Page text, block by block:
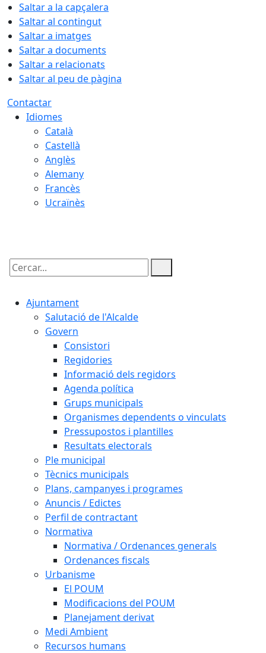
Saltar a la capçalera
Saltar al contingut
Saltar a imatges
Saltar a documents
Saltar a relacionats
Saltar al peu de pàgina
Contactar
Idiomes
Català
Castellà
Anglès
Alemany
Francès
Ucraïnès
Cercar:
Ajuntament
Salutació de l'Alcalde
Govern
Consistori
Regidories
Informació dels regidors
Agenda política
Grups municipals
Organismes dependents o vinculats
Pressupostos i plantilles
Resultats electorals
Ple municipal
Tècnics municipals
Plans, campanyes i programes
Anuncis / Edictes
Perfil de contractant
Normativa
Normativa / Ordenances generals
Ordenances fiscals
Urbanisme
El POUM
Modificacions del POUM
Planejament derivat
Medi Ambient
Recursos humans